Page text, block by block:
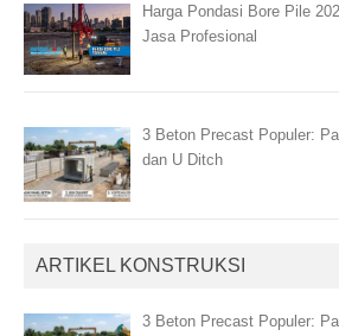
Harga Pondasi Bore Pile
Jasa Profesional
3 Beton Precast Populer:
dan U Ditch
ARTIKEL KONSTRUKSI
3 Beton Precast Populer: